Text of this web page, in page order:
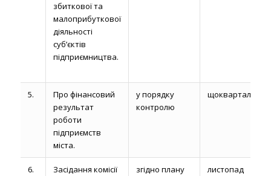
збиткової та
малоприбуткової
діяльності
суб’єктів
підприємництва.
5.
Про фінансовий
результат
роботи
підприємств
міста.
у порядку
контролю
щокварталу
6.
Засідання комісії
згідно плану
листопад